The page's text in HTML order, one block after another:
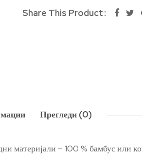
Share This Product
Прегледи (0)
материјали – 100 % бамбус или